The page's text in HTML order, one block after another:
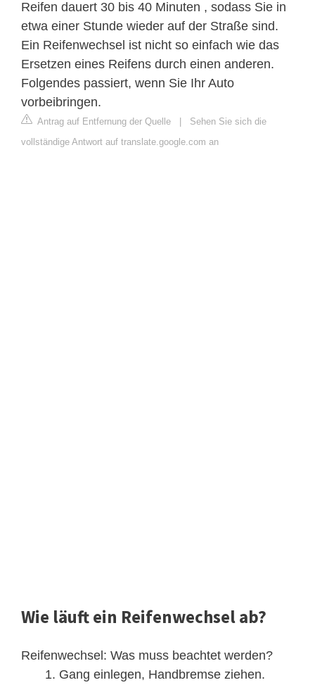
Reifen dauert 30 bis 40 Minuten , sodass Sie in
etwa einer Stunde wieder auf der Straße sind.
Ein Reifenwechsel ist nicht so einfach wie das
Ersetzen eines Reifens durch einen anderen.
Folgendes passiert, wenn Sie Ihr Auto
vorbeibringen.
Antrag auf Entfernung der Quelle | Sehen Sie sich die
vollständige Antwort auf translate.google.com an
Wie läuft ein Reifenwechsel ab?
Reifenwechsel: Was muss beachtet werden?
Gang einlegen, Handbremse ziehen.